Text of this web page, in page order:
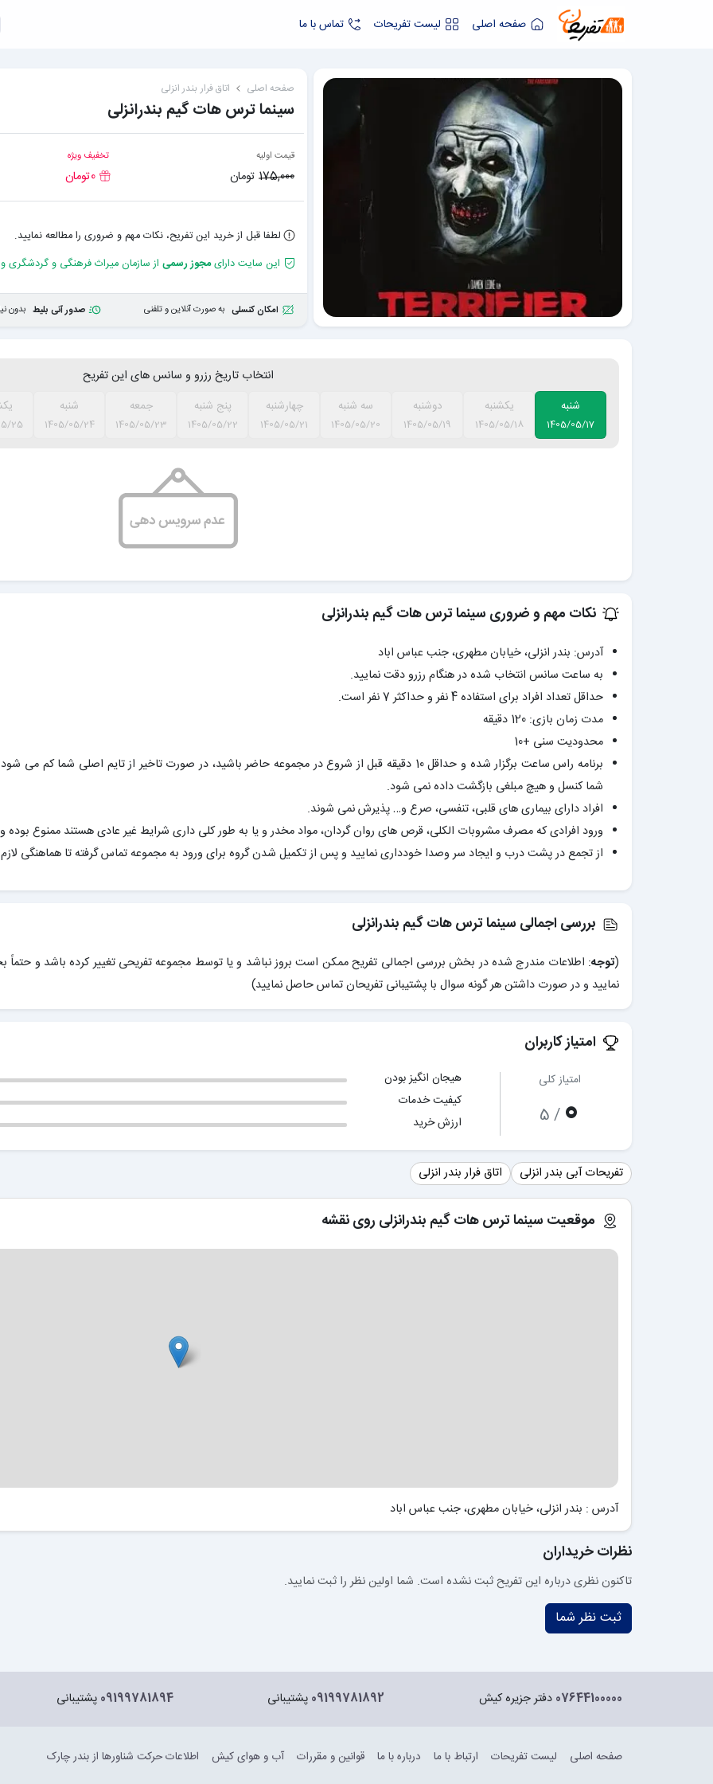
صفحه اصلی لیست تفریحات تماس با ما
صفحه اصلی اتاق فرار بندر انزلی
سینما ترس هات گیم بندرانزلی
قیمت اولیه
175,000 تومان
تخفیف ویژه
0تومان
لطفا قبل از خرید این تفریح، نکات مهم و ضروری را مطالعه نمایید.
این سایت دارایمجوز رسمی از سازمان میراث فرهنگی و
امکان کنسلی به صورت آنلاین و تلفنی صدور آنی بلیط بدون
انتخاب تاریخ رزرو و سانس های این تفریح
شنبه
1405/05/17
یکشنبه
1405/05/18
دوشنبه
1405/05/19
سه شنبه
1405/05/20
چهارشنبه
1405/05/21
پنج شنبه
1405/05/22
جمعه
1405/05/23
شنبه
1405/05/24
25
نکات مهم و ضروری سینما ترس هات گیم بندرانزلی
آدرس: بندر انزلی، خیابان مطهری، جنب عباس اباد
به ساعت سانس انتخاب شده در هنگام رزرو دقت نمایید.
حداقل تعداد افراد برای استفاده 4 نفر و حداکثر 7 نفر است.
مدت زمان بازی: 120 دقیقه
محدودیت سنی +10
شما کنسل و هیچ مبلغی بازگشت داده نمی شود.
افراد دارای بیماری های قلبی، تنفسی، صرع و… پذیرش نمی شوند.
ورود افرادی که مصرف مشروبات الکلی، قرص های روان گردان، مواد مخدر و یا به طور کلی داری شرایط غیر عادی هستند ممنوع
از تجمع در پشت درب و ایجاد سر وصدا خودداری نمایید و پس از تکمیل شدن گروه برای ورود به مجموعه تماس گرفته تا هماهنگی
بررسی اجمالی سینما ترس هات گیم بندرانزلی
(توجه: اطلاعات مندرج شده در بخش بررسی اجمالی تفریح ممکن است بروز نباشد و یا توسط مجموعه تفریحی تغییر کرده باشد و
نمایید و در صورت داشتن هر گونه سوال با پشتیبانی تفریحان تماس حاصل نمایید)
امتیاز کاربران
امتیاز کلی
0
/ 5
هیجان انگیز بودن
کیفیت خدمات
ارزش خرید
تفریحات آبی بندر انزلی اتاق فرار بندر انزلی
موقعیت سینما ترس هات گیم بندرانزلی روی نقشه
آدرس : بندر انزلی، خیابان مطهری، جنب عباس اباد
نظرات خریداران
تاکنون نظری درباره این تفریح ثبت نشده است. شما اولین نظر را ثبت نمایید.
ثبت نظر شما
07644100000 دفتر جزیره کیش 09199781892 پشتیبانی 09199781894 پشتیبانی
صفحه اصلی لیست تفریحات ارتباط با ما درباره با ما قوانین و مقررات آب و هوای کیش
اطلاعات حرکت شناورها از بندر چارک